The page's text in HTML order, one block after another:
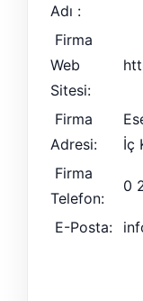
Adı :
Firma
Web
Sitesi:
Firma
Adresi:
İç
Firma
Telefon:
0
E-Posta: